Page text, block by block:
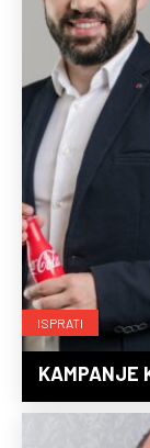
ISPRATI
KAMPANJE